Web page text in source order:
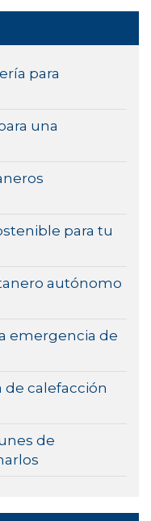
para
una
para tu
autónomo
emergencia de
de calefacción
de